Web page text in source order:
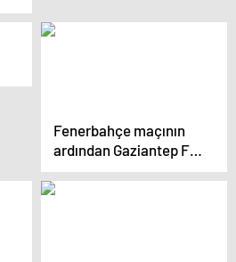
Fenerbahçe maçının
ardından Gaziantep FK
Teknik Direktörü
Sumudica ve